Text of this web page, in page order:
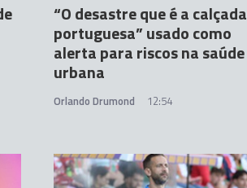
“O desastre que é a calçada
portuguesa” usado como
alerta para riscos na saúde
urbana
Orlando Drumond 12:54